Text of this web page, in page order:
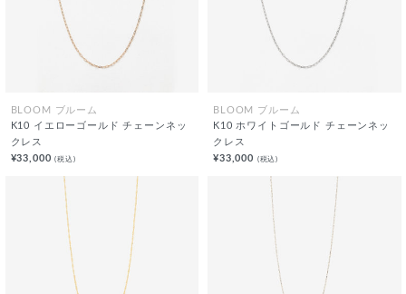
BLOOM ブルーム
K10 イエローゴールド チェーンネッ
クレス
¥33,000(税込)
BLOOM ブルーム
K10 ホワイトゴールド チェーンネッ
クレス
¥33,000 (税込)